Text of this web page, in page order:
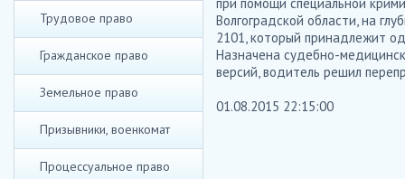
Трудовое право
Гражданское право
Земельное право
Призывники, военкомат
Процессуальное право
Волгоградской области, на
2101, который принадлежит
Назначена судебно-
версий, водитель решил
01.08.2015 22:15:00